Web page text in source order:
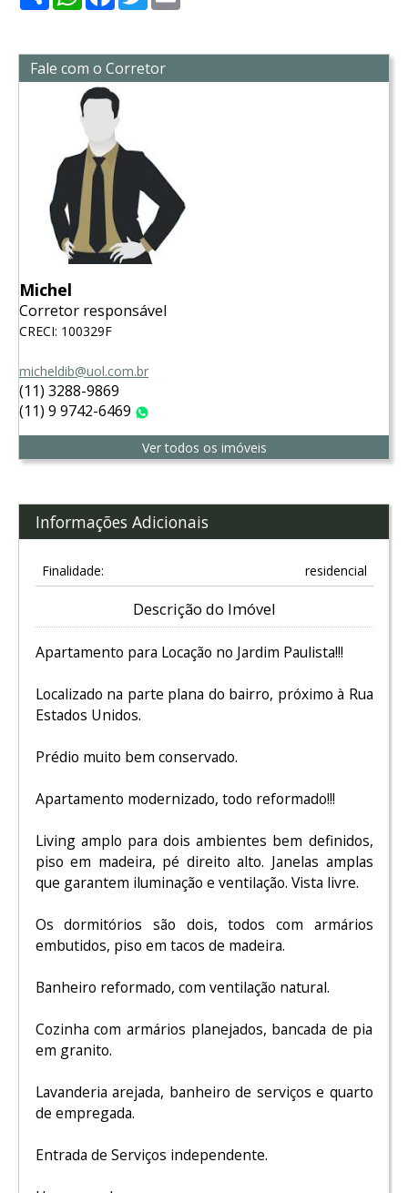
Fale com o Corretor
Michel
Corretor responsável
CRECI: 100329F
micheldib@uol.com.br
(11) 3288-9869
(11) 9 9742-6469
Ver todos os imóveis
Informações Adicionais
Finalidade: residencial
Descrição do Imóvel
Apartamento para Locação no Jardim Paulista!!!
Localizado na parte plana do bairro, próximo à Rua
Estados Unidos.
Prédio muito bem conservado.
Apartamento modernizado, todo reformado!!!
Living amplo para dois ambientes bem definidos,
piso em madeira, pé direito alto. Janelas amplas
que garantem iluminação e ventilação. Vista livre.
Os dormitórios são dois, todos com armários
embutidos, piso em tacos de madeira.
Banheiro reformado, com ventilação natural.
Cozinha com armários planejados, bancada de pia
em granito.
Lavanderia arejada, banheiro de serviços e quarto
de empregada.
Entrada de Serviços independente.